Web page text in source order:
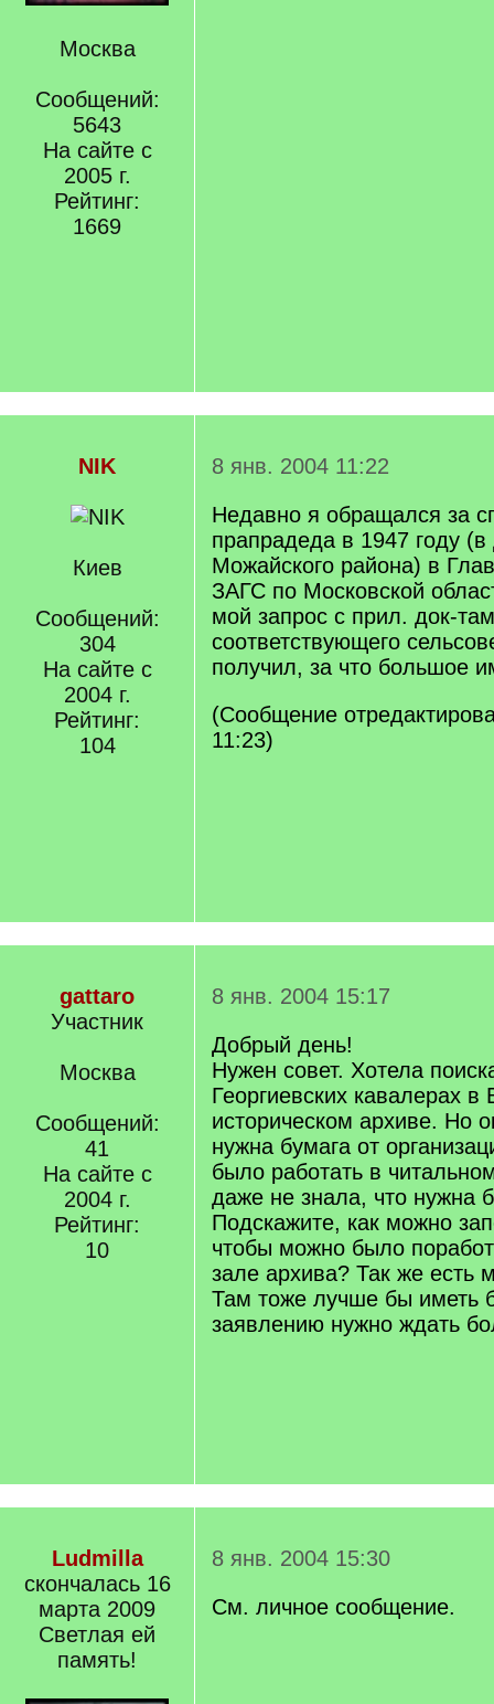
Москва
Сообщений:
5643
На сайте с
2005 г.
Рейтинг:
1669
NIK
Киев
Сообщений:
304
На сайте с
2004 г.
Рейтинг:
104
8 янв. 2004 11:22
Недавно я обращался за
прапрадеда в 1947 году
Можайского района) в
ЗАГС по Московской
мой запрос с прил. док-
соответствующего
получил, за что большое
(Сообщение
11:23)
gattaro
Участник
Москва
Сообщений:
41
На сайте с
2004 г.
Рейтинг:
10
8 янв. 2004 15:17
Добрый день!
Нужен совет. Хотела
Георгиевских кавалерах в
историческом архиве. Но
нужна бумага от
было работать в
даже не знала, что нужна
Подскажите, как можно
чтобы можно было
зале архива? Так же
Там тоже лучше бы иметь
заявлению нужно ждать
Ludmilla
скончалась 16
марта 2009
Светлая ей
память!
8 янв. 2004 15:30
См. личное сообщение.